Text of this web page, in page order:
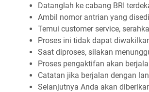
Datanglah ke cabang BRI
Ambil nomor antrian yang
Temui customer service,
Proses ini tidak dapat
Saat diproses, silakan
Proses pengaktifan akan
Catatan jika berjalan dengan
Selanjutnya Anda akan